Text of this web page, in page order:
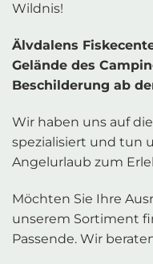
Wildnis!
Älvdalens
Gelände des
Beschilderung ab
Wir haben uns auf
spezialisiert und tun
Angelurlaub zum
Möchten Sie Ihre
unserem Sortiment
Passende. Wir